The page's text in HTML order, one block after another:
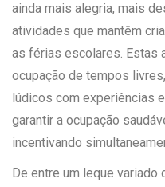
ainda mais alegria, mais
atividades que mantêm
as férias escolares. Estas
ocupação de tempos
lúdicos com experiências
garantir a ocupação
incentivando
De entre um leque